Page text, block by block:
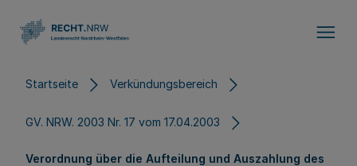
Startseite Verkündungsbereich
GV. NRW. 2003 Nr. 17 vom 17.04.2003
Verordnung über die Aufteilung und Auszahlung des